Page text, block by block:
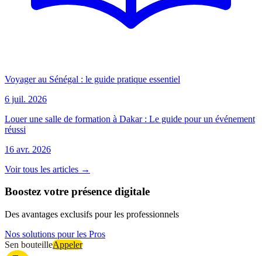
Voyager au Sénégal : le guide pratique essentiel
6 juil. 2026
Louer une salle de formation à Dakar : Le guide pour un événement
réussi
16 avr. 2026
Voir tous les articles →
Boostez votre présence digitale
Des avantages exclusifs pour les professionnels
Nos solutions pour les Pros
Sen bouteilleAppeler